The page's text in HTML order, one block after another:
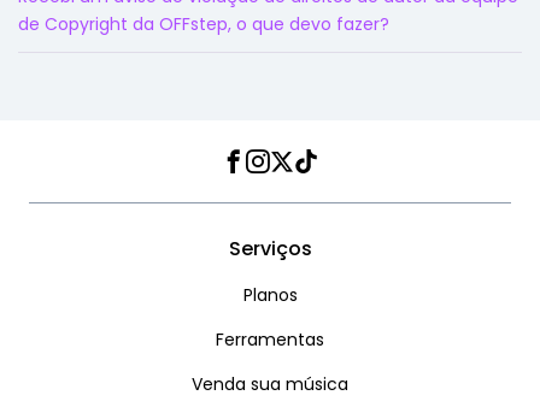
de Copyright da OFFstep, o que devo fazer?
Facebook
Instagram
Twitter
TikTok
Serviços
Planos
Ferramentas
Venda sua música